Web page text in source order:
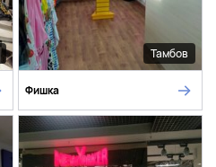
Тамбов
Фишка